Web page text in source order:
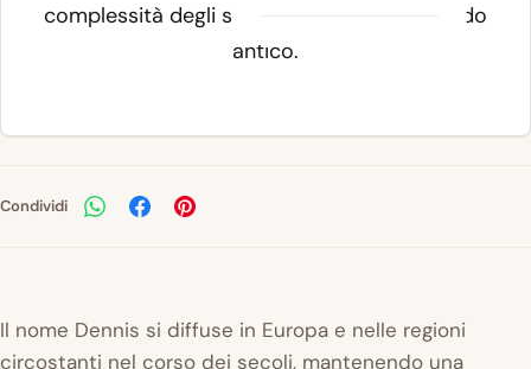
complessità degli scambi culturali nel mondo
antico.
Condividi
Il nome Dennis si diffuse in Europa e nelle regioni
circostanti nel corso dei secoli, mantenendo una